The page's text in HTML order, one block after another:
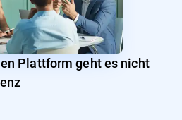
Plattform geht es nicht